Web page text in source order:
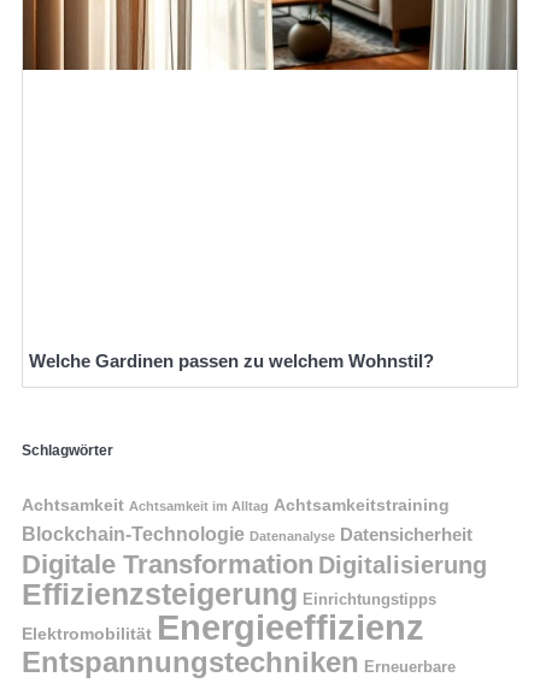
Welche Gardinen passen zu welchem Wohnstil?
Schlagwörter
Achtsamkeit Achtsamkeit im Alltag Achtsamkeitstraining
Blockchain-Technologie Datenanalyse Datensicherheit
Digitale Transformation Digitalisierung
Effizienzsteigerung Einrichtungstipps
Elektromobilität Energieeffizienz
Entspannungstechniken Erneuerbare